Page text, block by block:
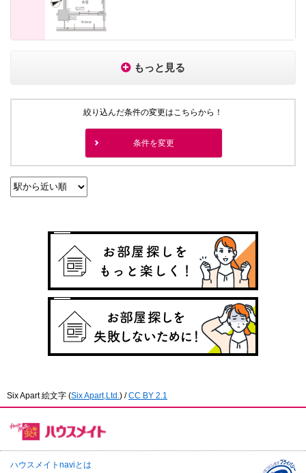
もっと見る
絞り込んだ条件の変更はこちらから！
条件を変更
Six Apart 絵文字 (Six Apart,Ltd. ) /CC BY 2.1
ハウスメイトnaviとは